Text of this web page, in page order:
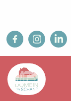
Overslaan
en
naar
inhoud
gaan
fb ig in
Main
navigation